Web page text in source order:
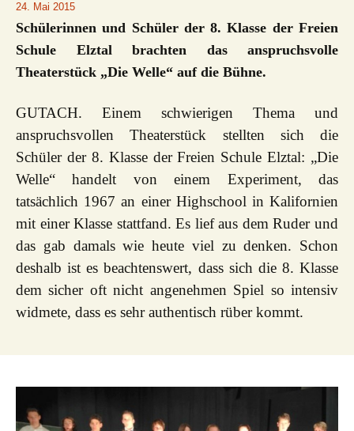
24. Mai 2015
Schülerinnen und Schüler der 8. Klasse der Freien
Schule Elztal brachten das anspruchsvolle
Theaterstück „Die Welle“ auf die Bühne.
GUTACH. Einem schwierigen Thema und
anspruchsvollen Theaterstück stellten sich die
Schüler der 8. Klasse der Freien Schule Elztal: „Die
Welle“ handelt von einem Experiment, das
tatsächlich 1967 an einer Highschool in Kalifornien
mit einer Klasse stattfand. Es lief aus dem Ruder und
das gab damals wie heute viel zu denken. Schon
deshalb ist es beachtenswert, dass sich die 8. Klasse
dem sicher oft nicht angenehmen Spiel so intensiv
widmete, dass es sehr authentisch rüber kommt.